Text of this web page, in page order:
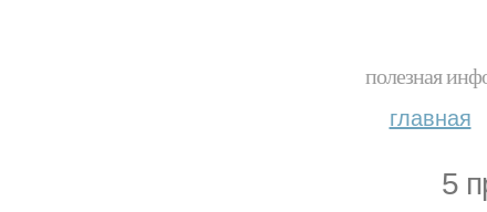
полезная
главная
5